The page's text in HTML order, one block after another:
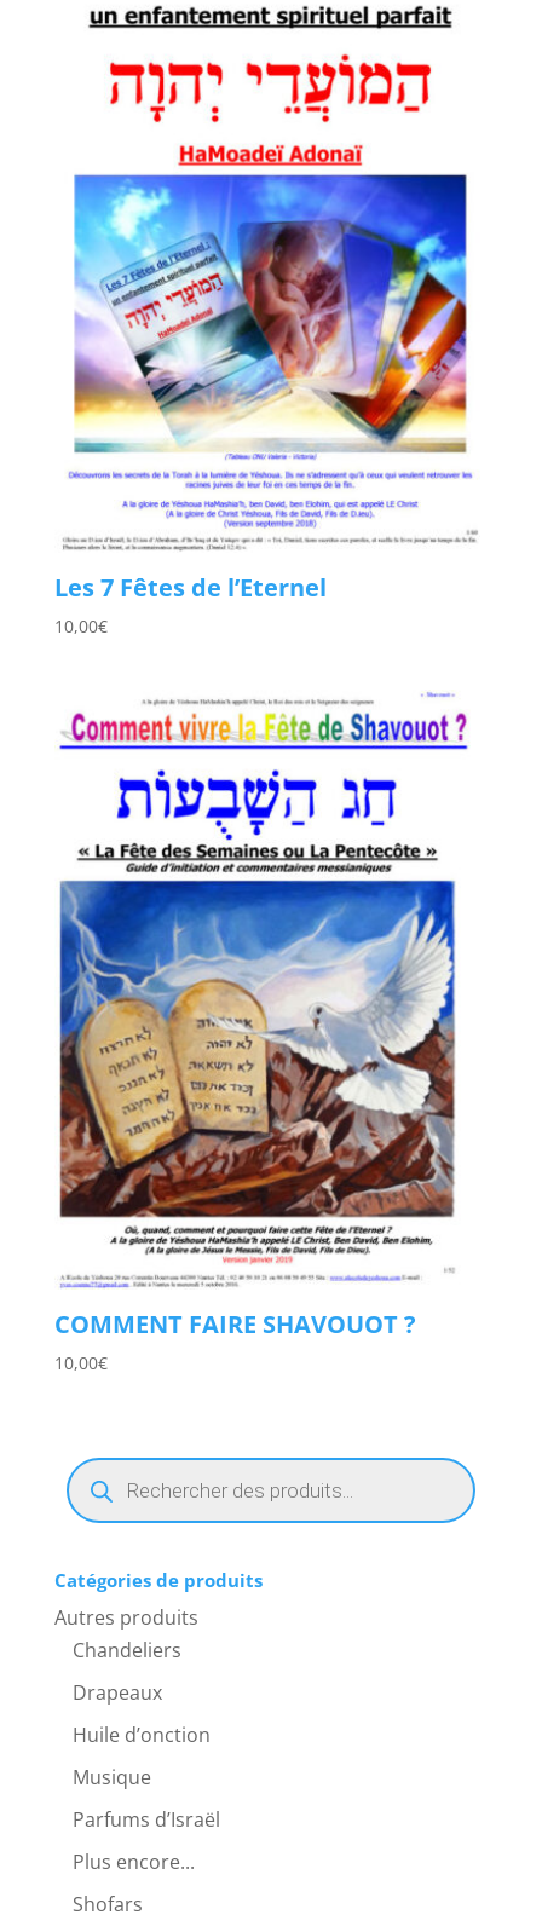
Les 7 Fêtes de l’Eternel
10,00€
COMMENT FAIRE SHAVOUOT ?
10,00€
Recherche
de
produits
Catégories de produits
Autres produits
Chandeliers
Drapeaux
Huile d’onction
Musique
Parfums d’Israël
Plus encore...
Shofars